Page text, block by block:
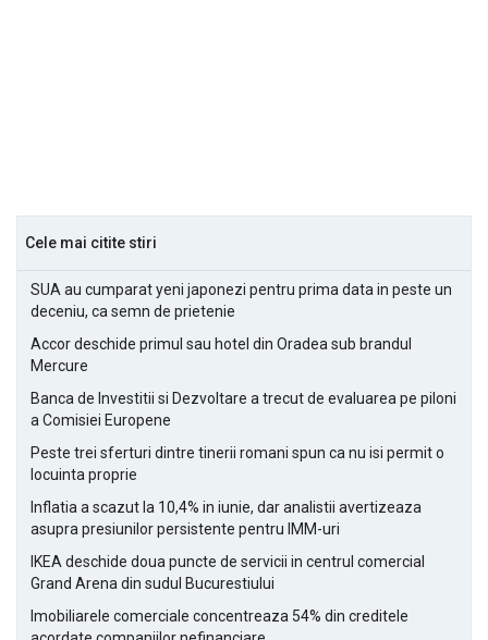
Cele mai citite stiri
SUA au cumparat yeni japonezi pentru prima data in peste un
deceniu, ca semn de prietenie
Accor deschide primul sau hotel din Oradea sub brandul
Mercure
Banca de Investitii si Dezvoltare a trecut de evaluarea pe piloni
a Comisiei Europene
Peste trei sferturi dintre tinerii romani spun ca nu isi permit o
locuinta proprie
Inflatia a scazut la 10,4% in iunie, dar analistii avertizeaza
asupra presiunilor persistente pentru IMM-uri
IKEA deschide doua puncte de servicii in centrul comercial
Grand Arena din sudul Bucurestiului
Imobiliarele comerciale concentreaza 54% din creditele